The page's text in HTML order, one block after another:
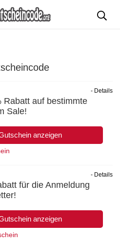
Rabatt auf bestimmte
Sale!
anzeigen
- Details
für die Anmeldung
anzeigen
- Details